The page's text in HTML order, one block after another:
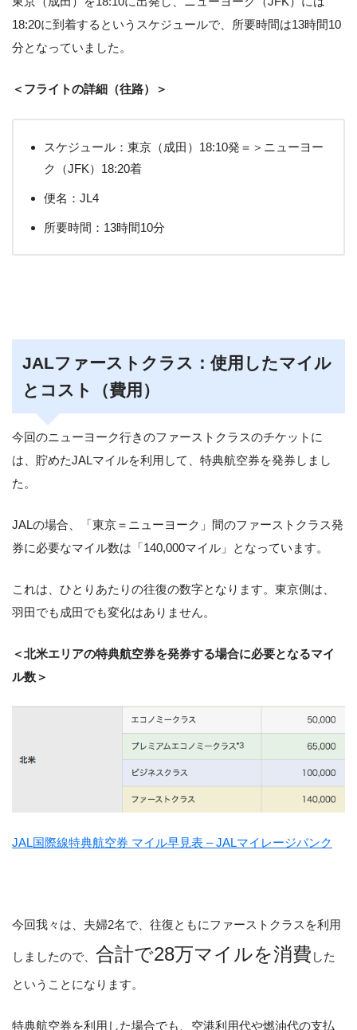
18:20に到着するというスケジュールで、所要時間は13時間10
分となっていました。
＜フライトの詳細（往路）＞
スケジュール：東京（成田）18:10発＝＞ニューヨー
ク（JFK）18:20着
便名：JL4
所要時間：13時間10分
JALファーストクラス：使用したマイル
とコスト（費用）
今回のニューヨーク行きのファーストクラスのチケットに
は、貯めたJALマイルを利用して、特典航空券を発券しまし
た。
JALの場合、「東京＝ニューヨーク」間のファーストクラス発
券に必要なマイル数は「140,000マイル」となっています。
これは、ひとりあたりの往復の数字となります。東京側は、
羽田でも成田でも変化はありません。
＜北米エリアの特典航空券を発券する場合に必要となるマイ
ル数＞
JAL国際線特典航空券 マイル早見表 – JALマイレージバンク
今回我々は、夫婦2名で、往復ともにファーストクラスを利用
しましたので、 合計で28万マイルを消費 した
ということになります。
特典航空券を利用した場合でも、空港利用代や燃油代の支払